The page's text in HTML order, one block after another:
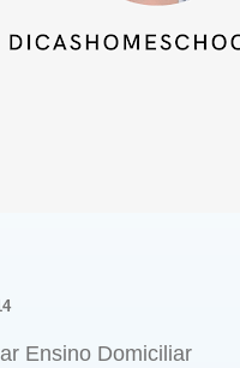
Ensino Domiciliar